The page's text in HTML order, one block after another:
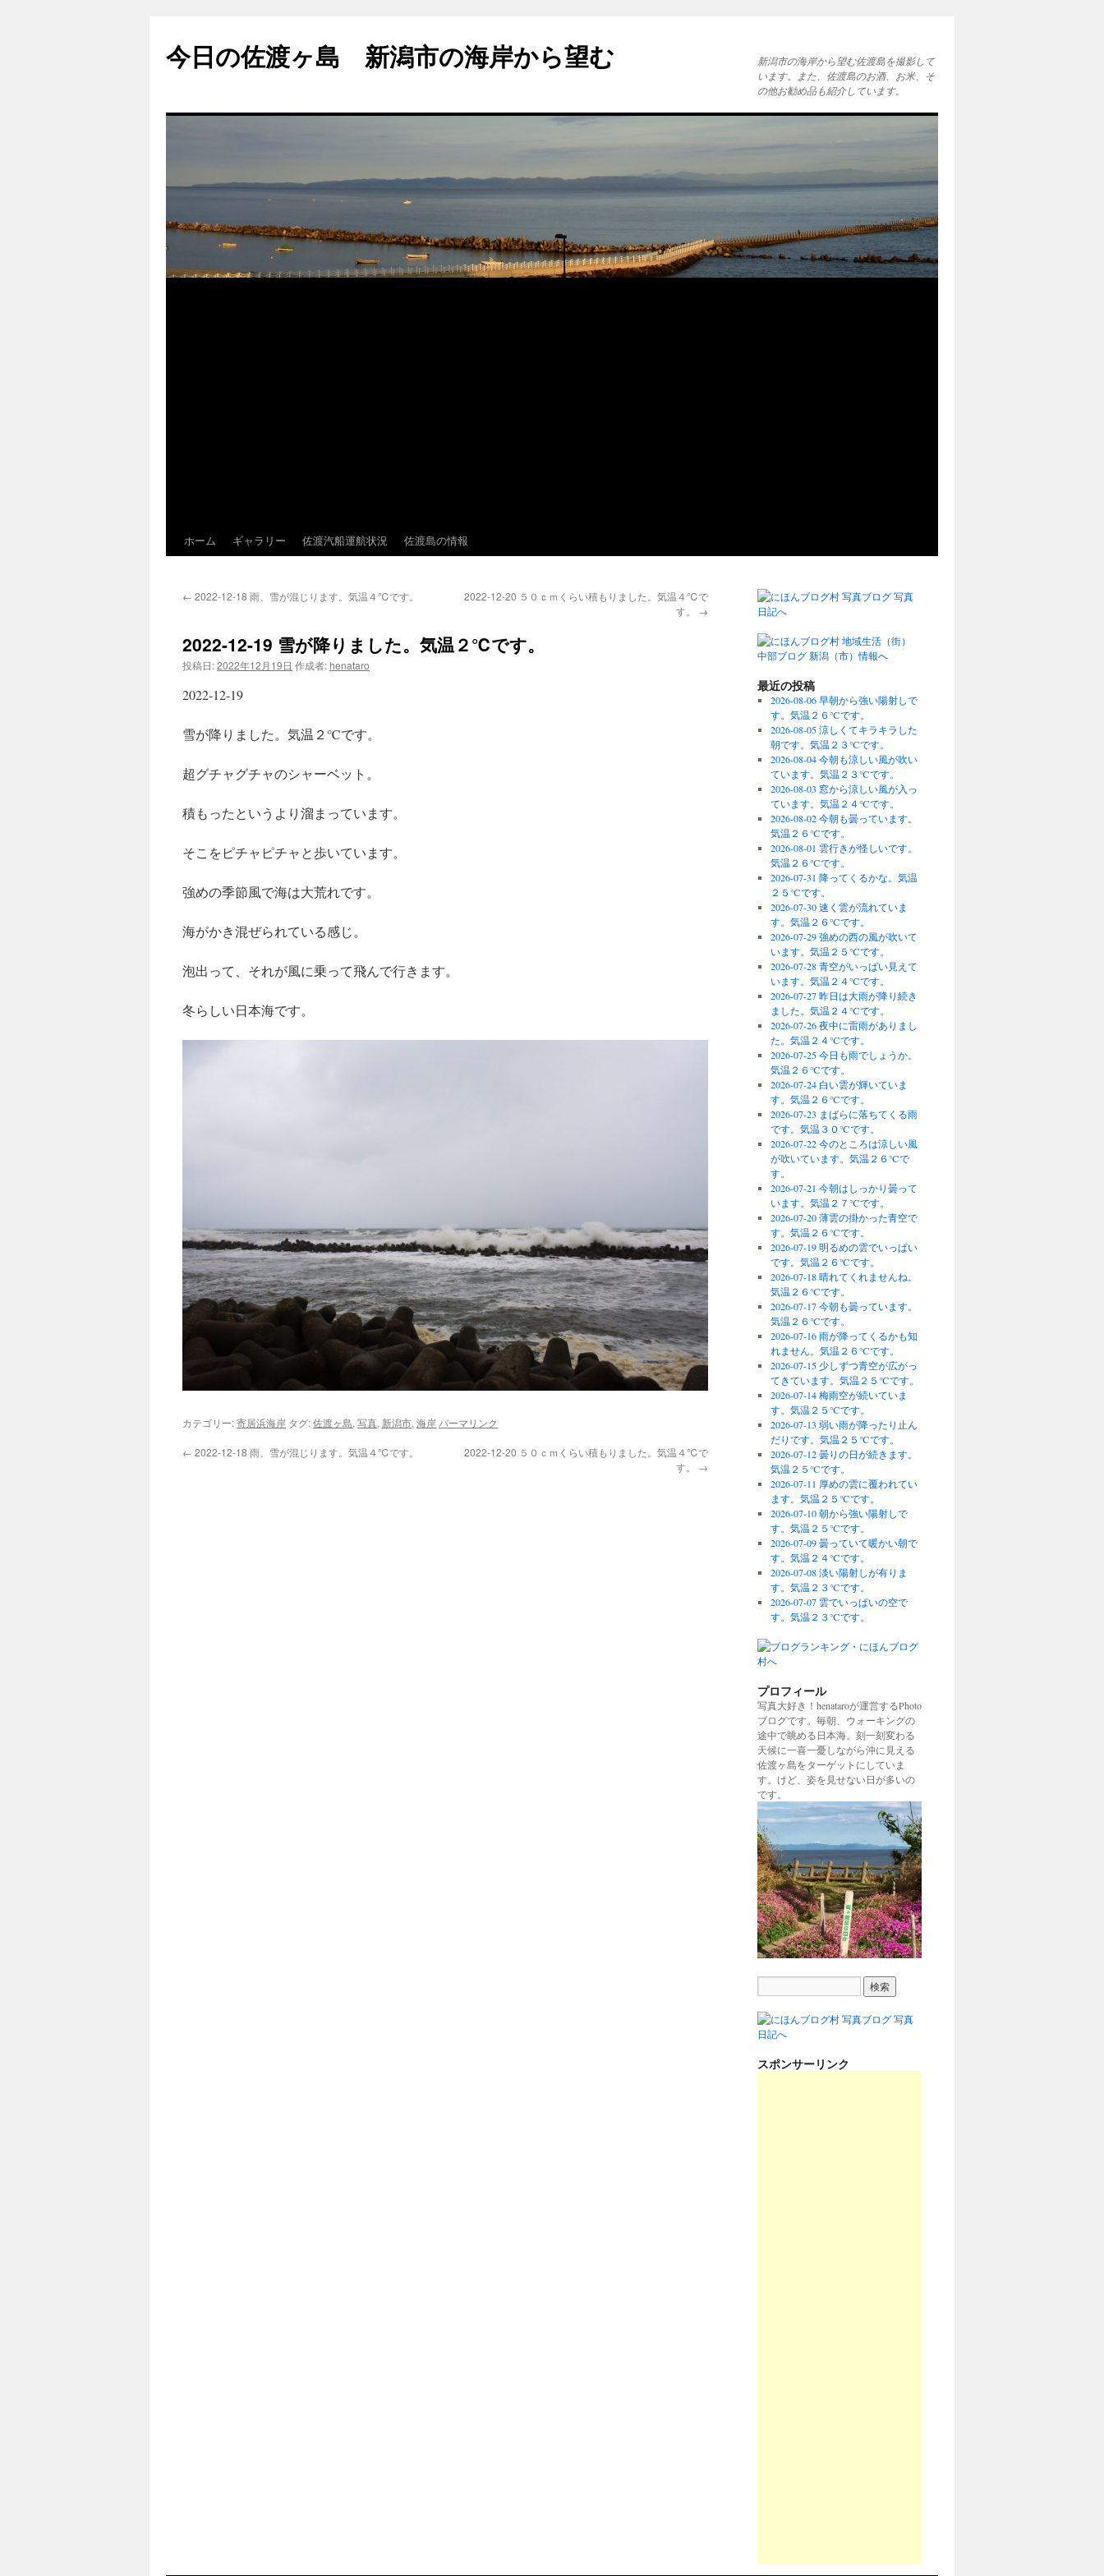
テ
ス
今日の佐渡ヶ島 新潟市の海岸から望む
新潟市の海岸から望む佐渡島を撮影して
います。また、佐渡島のお酒、お米、そ
の他お勧め品も紹介しています。
ホーム ギャラリー 佐渡汽船運航状況 佐渡島の情報
← 2022-12-18 雨、雪が混じります。気温４℃です。
2022-12-20 ５０ｃｍくらい積もりました。気温４℃で
す。 →
2022-12-19 雪が降りました。気温２℃です。
投稿日:2022年12月19日 作成者: henataro
2022-12-19
雪が降りました。気温２℃です。
超グチャグチャのシャーベット。
積もったというより溜まっています。
そこをピチャピチャと歩いています。
強めの季節風で海は大荒れです。
海がかき混ぜられている感じ。
泡出って、それが風に乗って飛んで行きます。
冬らしい日本海です。
カテゴリー:寄居浜海岸 タグ:佐渡ヶ島, 写真, 新潟市, 海岸 パーマリンク
← 2022-12-18 雨、雪が混じります。気温４℃です。
2022-12-20 ５０ｃｍくらい積もりました。気温４℃で
す。 →
最近の投稿
2026-08-06 早朝から強い陽射しで
す。気温２６℃です。
2026-08-05 涼しくてキラキラした
朝です。気温２３℃です。
2026-08-04 今朝も涼しい風が吹い
ています。気温２３℃です。
2026-08-03 窓から涼しい風が入っ
ています。気温２４℃です。
2026-08-02 今朝も曇っています。
気温２６℃です。
2026-08-01 雲行きが怪しいです。
気温２６℃です。
2026-07-31 降ってくるかな。気温
２５℃です。
2026-07-30 速く雲が流れていま
す。気温２６℃です。
2026-07-29 強めの西の風が吹いて
います。気温２５℃です。
2026-07-28 青空がいっぱい見えて
います。気温２４℃です。
2026-07-27 昨日は大雨が降り続き
ました。気温２４℃です。
2026-07-26 夜中に雷雨がありまし
た。気温２４℃です。
2026-07-25 今日も雨でしょうか。
気温２６℃です。
2026-07-24 白い雲が輝いていま
す。気温２６℃です。
2026-07-23 まばらに落ちてくる雨
です。気温３０℃です。
2026-07-22 今のところは涼しい風
が吹いています。気温２６℃で
す。
2026-07-21 今朝はしっかり曇って
います。気温２７℃です。
2026-07-20 薄雲の掛かった青空で
す。気温２６℃です。
2026-07-19 明るめの雲でいっぱい
です。気温２６℃です。
2026-07-18 晴れてくれませんね。
気温２６℃です。
2026-07-17 今朝も曇っています。
気温２６℃です。
2026-07-16 雨が降ってくるかも知
れません。気温２６℃です。
2026-07-15 少しずつ青空が広がっ
てきています。気温２５℃です。
2026-07-14 梅雨空が続いていま
す。気温２５℃です。
2026-07-13 弱い雨が降ったり止ん
だりです。気温２５℃です。
2026-07-12 曇りの日が続きます。
気温２５℃です。
2026-07-11 厚めの雲に覆われてい
ます。気温２５℃です。
2026-07-10 朝から強い陽射しで
す。気温２５℃です。
2026-07-09 曇っていて暖かい朝で
す。気温２４℃です。
2026-07-08 淡い陽射しが有りま
す。気温２３℃です。
2026-07-07 雲でいっぱいの空で
す。気温２３℃です。
プロフィール
写真大好き！henataroが運営するPhoto
ブログです。毎朝、ウォーキングの
途中で眺める日本海。刻一刻変わる
天候に一喜一憂しながら沖に見える
佐渡ヶ島をターゲットにしていま
す。けど、姿を見せない日が多いの
です。
スポンサーリンク